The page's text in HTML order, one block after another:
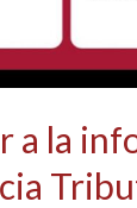
a la